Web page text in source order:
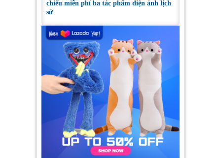
chiếu miễn phí ba tác phẩm điện ảnh lịch
sử